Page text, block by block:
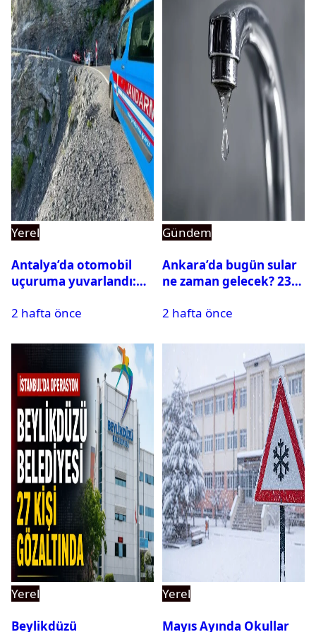
Yerel
Antalya’da otomobil
uçuruma yuvarlandı:
var
2 hafta önce
Gündem
Ankara’da bugün sular
ne zaman gelecek? 23
su kesintisi sorgulama
2 hafta önce
Yerel
Beylikdüzü
Yerel
Mayıs Ayında Okullar